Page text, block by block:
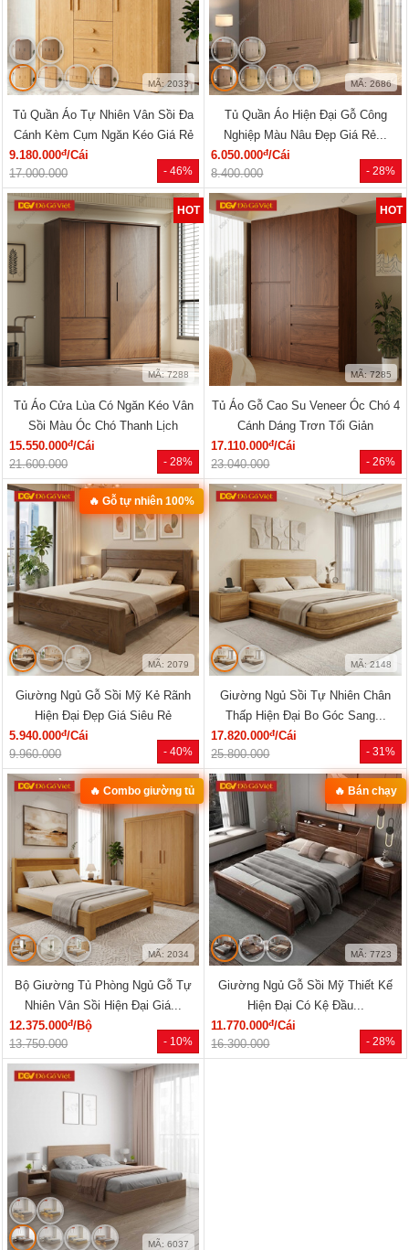
- 46%
MÃ: 2033
Tủ Quần Áo Tự Nhiên Vân Sồi Đa
Cánh Kèm Cụm Ngăn Kéo Giá Rẻ
9.180.000đ/Cái
17.000.000
- 28%
MÃ: 2686
Tủ Quần Áo Hiện Đại Gỗ Công
Nghiệp Màu Nâu Đẹp Giá Rẻ...
6.050.000đ/Cái
8.400.000
- 28%
HOT
MÃ: 7288
Tủ Áo Cửa Lùa Có Ngăn Kéo Vân
Sồi Màu Óc Chó Thanh Lịch
15.550.000đ/Cái
21.600.000
- 26%
HOT
MÃ: 7285
Tủ Áo Gỗ Cao Su Veneer Óc Chó 4
Cánh Dáng Trơn Tối Giản
17.110.000đ/Cái
23.040.000
- 40%
🔥 Gỗ tự nhiên 100%
MÃ: 2079
Giường Ngủ Gỗ Sồi Mỹ Kẻ Rãnh
Hiện Đại Đẹp Giá Siêu Rẻ
5.940.000đ/Cái
9.960.000
- 31%
MÃ: 2148
Giường Ngủ Sồi Tự Nhiên Chân
Thấp Hiện Đại Bo Góc Sang...
17.820.000đ/Cái
25.800.000
- 10%
🔥 Combo giường tủ
MÃ: 2034
Bộ Giường Tủ Phòng Ngủ Gỗ Tự
Nhiên Vân Sồi Hiện Đại Giá...
12.375.000đ/Bộ
13.750.000
- 28%
🔥 Bán chạy
MÃ: 7723
Giường Ngủ Gỗ Sồi Mỹ Thiết Kế
Hiện Đại Có Kệ Đầu...
11.770.000đ/Cái
16.300.000
MÃ: 6037